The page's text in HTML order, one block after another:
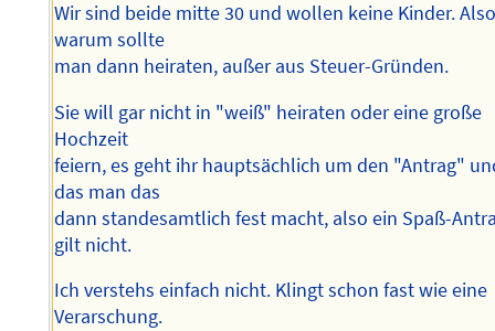
Wir sind beide mitte 30 und wollen keine Kinder.
warum sollte
man dann heiraten, außer aus Steuer-Gründen.
Sie will gar nicht in "weiß" heiraten oder eine große
Hochzeit
feiern, es geht ihr hauptsächlich um den "Antrag"
das man das
dann standesamtlich fest macht, also ein Spaß-
gilt nicht.
Ich verstehs einfach nicht. Klingt schon fast wie eine
Verarschung.